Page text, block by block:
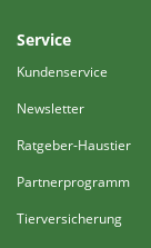
Service
Kundenservice
Newsletter
Ratgeber-Haustier
Partnerprogramm
Tierversicherung